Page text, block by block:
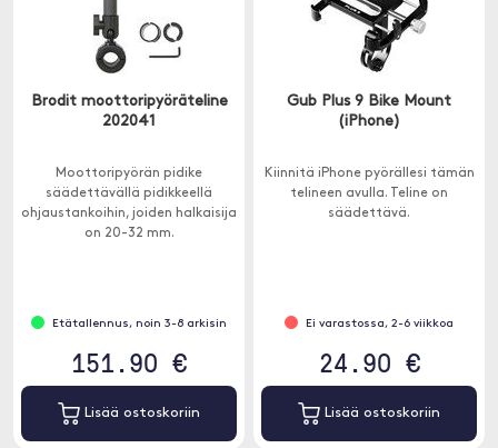
Brodit moottoripyöräteline
202041
Moottoripyörän pidike
säädettävällä pidikkeellä
ohjaustankoihin, joiden halkaisija
on 20-32 mm.
Etätallennus, noin 3-8 arkisin
151.90 €
Lisää ostoskoriin
Gub Plus 9 Bike Mount
(iPhone)
Kiinnitä iPhone pyörällesi tämän
telineen avulla. Teline on
säädettävä.
Ei varastossa, 2-6 viikkoa
24.90 €
Lisää ostoskoriin